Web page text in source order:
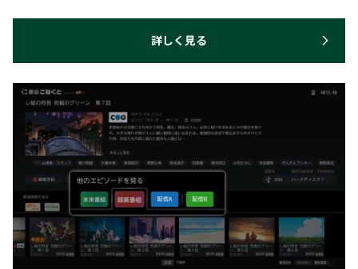
詳しく見る